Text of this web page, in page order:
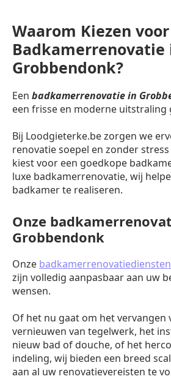
Waarom Kiezen
Badkamerrenovatie
Grobbendonk?
Een badkamerrenovatie in
een frisse en moderne uitstraling
Bij Loodgieterke.be zorgen we
renovatie soepel en zonder
kiest voor een goedkope
luxe badkamerrenovatie, wij
badkamer te realiseren.
Onze
Grobbendonk
Onze badkamerrenovatiediensten
zijn volledig aanpasbaar aan uw
wensen.
Of het nu gaat om het vervangen
vernieuwen van tegelwerk, het
nieuw bad of douche, of het
indeling, wij bieden een breed
aan al uw renovatievereisten te